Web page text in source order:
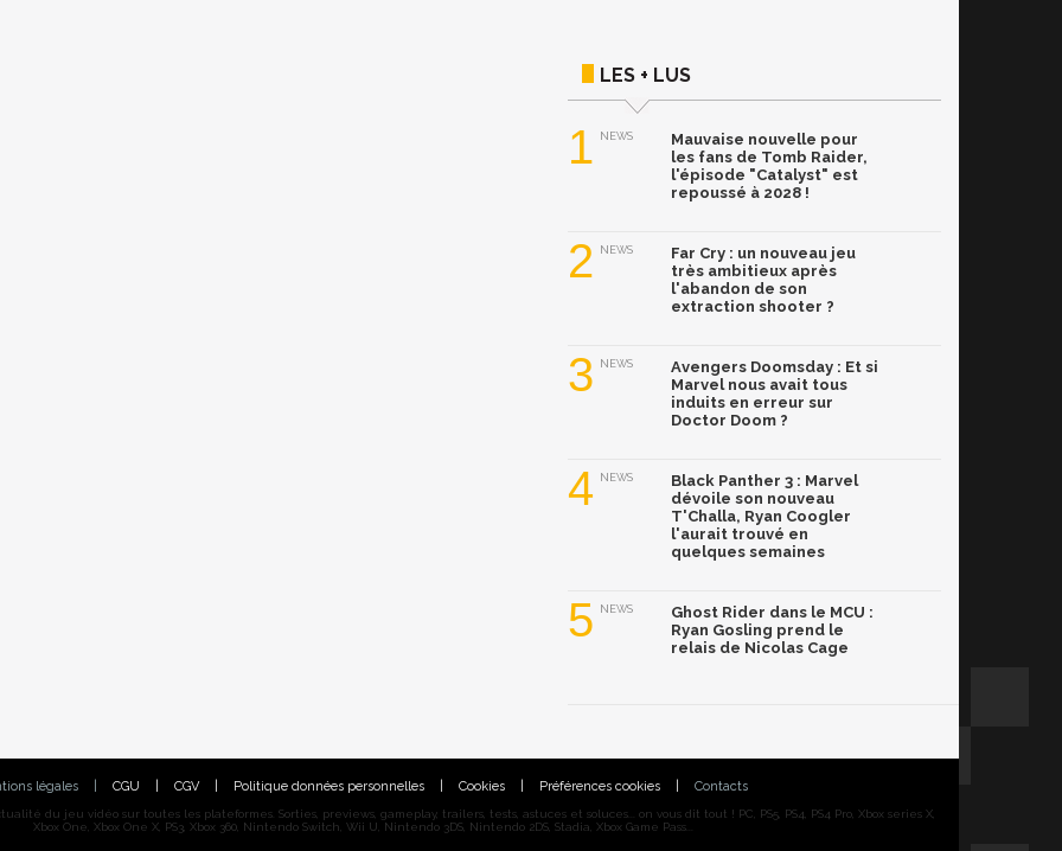
LES + LUS
1 NEWS
Mauvaise nouvelle pour
les fans de Tomb Raider,
l'épisode "Catalyst" est
repoussé à 2028 !
2 NEWS
Far Cry : un nouveau jeu
très ambitieux après
l'abandon de son
extraction shooter ?
3 NEWS
Avengers Doomsday : Et si
Marvel nous avait tous
induits en erreur sur
Doctor Doom ?
4 NEWS
Black Panther 3 : Marvel
dévoile son nouveau
T'Challa, Ryan Coogler
l'aurait trouvé en
quelques semaines
5 NEWS
Ghost Rider dans le MCU :
Ryan Gosling prend le
relais de Nicolas Cage
légales CGU CGV Politique données personnelles Cookies Préférences cookies Contacts
du jeu vidéo sur toutes les plateformes. Sorties, previews, gameplay, trailers, tests, astuces et soluces... on vous dit tout ! PC, PS5, PS4, PS4 Pro, Xbox series X,
Xbox One, Xbox One X, PS3, Xbox 360, Nintendo Switch, Wii U, Nintendo 3DS, Nintendo 2DS, Stadia, Xbox Game Pass...